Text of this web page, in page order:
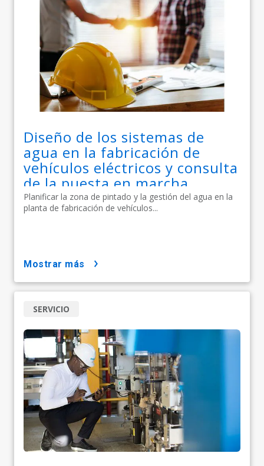
Diseño de los sistemas de
agua en la fabricación de
vehículos eléctricos y consulta
de la puesta en marcha
Planificar la zona de pintado y la gestión del agua en la
planta de fabricación de vehículos...
mostrar más
SERVICIO